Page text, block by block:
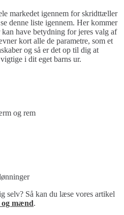
markedet igennem for skridttæller
denne liste igennem. Her kommer
have betydning for jeres valg af
kort alle de parametre, som et
og så er det op til dig at
i dit eget barns ur.
og rem
selv? Så kan du læse vores artikel
mænd.